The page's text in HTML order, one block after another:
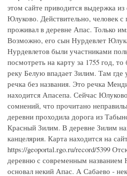
этом сайте приводится выдержка из
Юлуково. Действительно, человек
проживал в деревне Апас. Только
Возможно, его сын Нурдевлет
Нурдевлетов были участниками
посмотреть на карту за 1755 год,
реку Белую впадает Зилим. Там где
речка без названия. Это речка
находится Апасепа. Сейчас
сомнений, что прочитано
деревни проходила дорога из
Красный Зилим. В деревне Зилим
канцелярия. Карта находится на
https://geoportal.rgo.ru/record/5399
деревню с современным названием
основал некий Апас. А Сабаево -